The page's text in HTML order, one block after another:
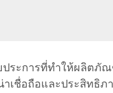
ระการที่ทำให้ผลิตภั
ชื่อถือและประสิทธิภ